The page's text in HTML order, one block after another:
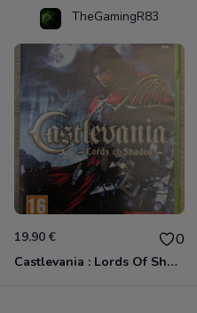
TheGamingR83
19.90 € 0
Castlevania : Lords Of Shadow Xbox 360